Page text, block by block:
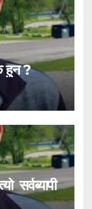
हुन ?
सर्वब्यापी